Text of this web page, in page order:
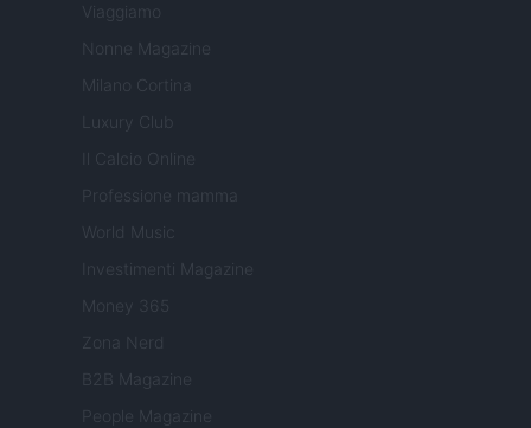
Viaggiamo
Nonne Magazine
Milano Cortina
Luxury Club
Il Calcio Online
Professione mamma
World Music
Investimenti Magazine
Money 365
Zona Nerd
B2B Magazine
People Magazine